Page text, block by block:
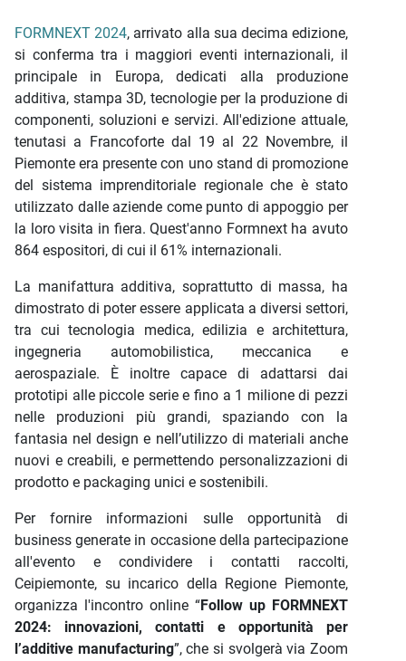
FORMNEXT 2024, arrivato alla sua decima edizione,
si conferma tra i maggiori eventi internazionali, il
principale in Europa, dedicati alla produzione
additiva, stampa 3D, tecnologie per la produzione di
componenti, soluzioni e servizi. All'edizione attuale,
tenutasi a Francoforte dal 19 al 22 Novembre, il
Piemonte era presente con uno stand di promozione
del sistema imprenditoriale regionale che è stato
utilizzato dalle aziende come punto di appoggio per
la loro visita in fiera. Quest'anno Formnext ha avuto
864 espositori, di cui il 61% internazionali.
La manifattura additiva, soprattutto di massa, ha
dimostrato di poter essere applicata a diversi settori,
tra cui tecnologia medica, edilizia e architettura,
ingegneria automobilistica, meccanica e
aerospaziale. È inoltre capace di adattarsi dai
prototipi alle piccole serie e fino a 1 milione di pezzi
nelle produzioni più grandi, spaziando con la
fantasia nel design e nell’utilizzo di materiali anche
nuovi e creabili, e permettendo personalizzazioni di
prodotto e packaging unici e sostenibili.
Per fornire informazioni sulle opportunità di
business generate in occasione della partecipazione
all'evento e condividere i contatti raccolti,
Ceipiemonte, su incarico della Regione Piemonte,
organizza l'incontro online “Follow up FORMNEXT
2024: innovazioni, contatti e opportunità per
l’additive manufacturing”, che si svolgerà via Zoom